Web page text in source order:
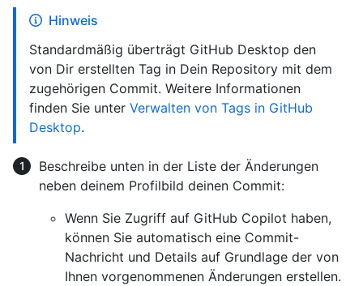
Hinweis
Standardmäßig überträgt GitHub Desktop den
von Dir erstellten Tag in Dein Repository mit dem
zugehörigen Commit. Weitere Informationen
finden Sie unter Verwalten von Tags in GitHub
Desktop.
Beschreibe unten in der Liste der Änderungen
neben deinem Profilbild deinen Commit:
Wenn Sie Zugriff auf GitHub Copilot haben,
können Sie automatisch eine Commit-
Nachricht und Details auf Grundlage der von
Ihnen vorgenommenen Änderungen erstellen.